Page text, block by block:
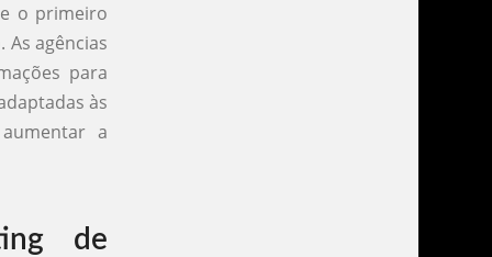
o primeiro
agências
para
às
a
de